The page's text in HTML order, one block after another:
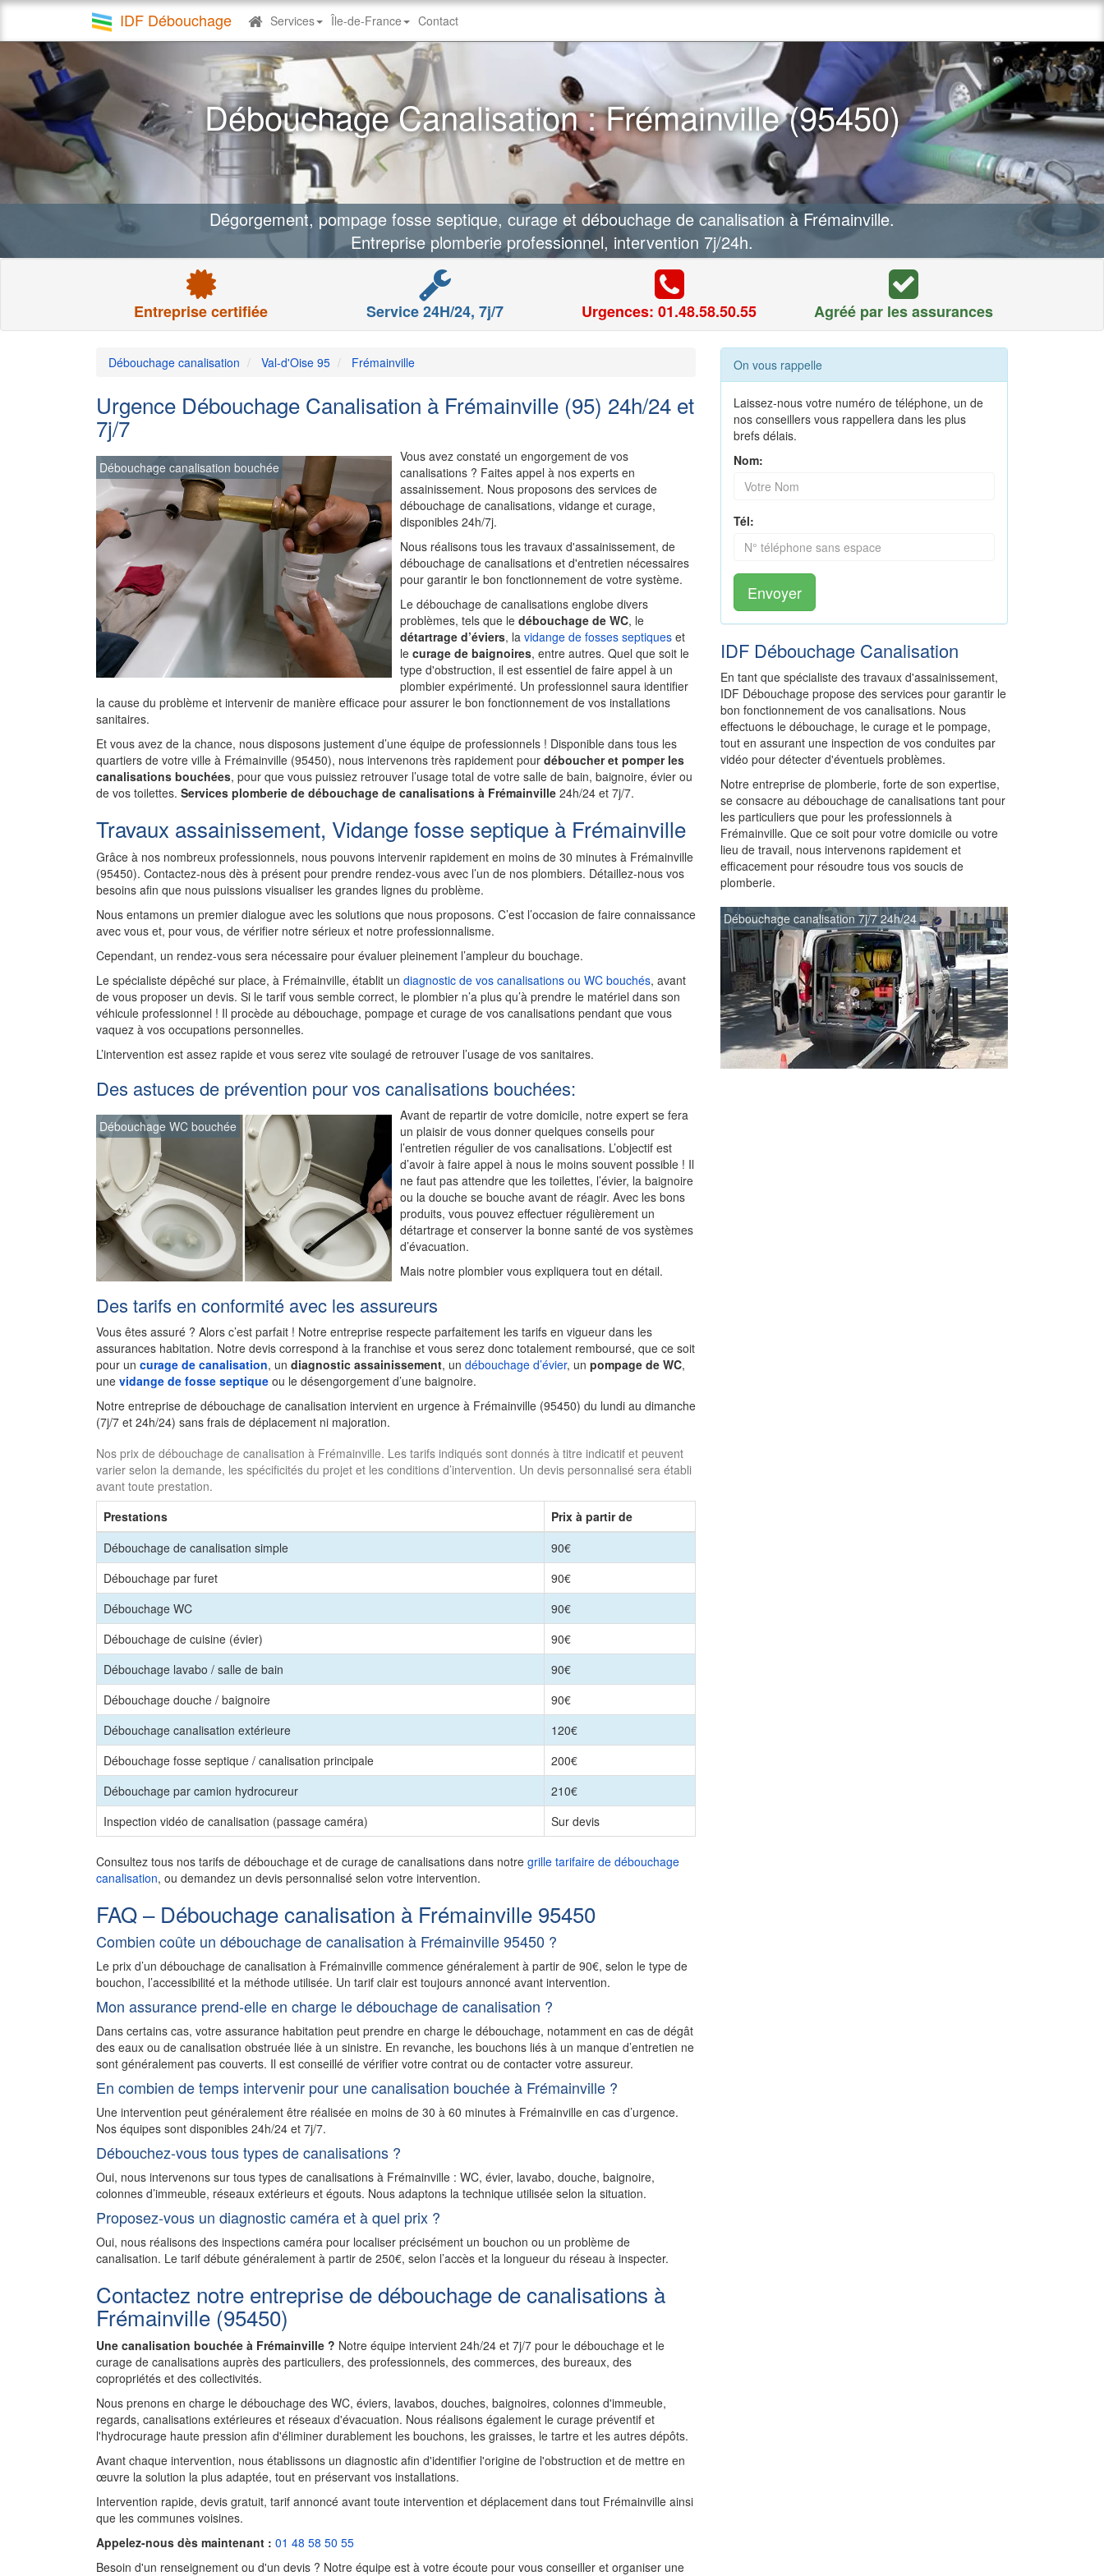
IDF Débouchage Debouchage
Services Île-de-France Contact
Débouchage Canalisation : Frémainville (95450)
Dégorgement, pompage fosse septique, curage et débouchage de canalisation à Frémainville.
Entreprise plomberie professionnel, intervention 7j/24h.
Entreprise certifiée Service 24H/24, 7j/7 Urgences: 01.48.58.50.55 Agréé par les assurances
Débouchage canalisation Val-d'Oise 95 Frémainville
Urgence Débouchage Canalisation à Frémainville (95) 24h/24 et
7j/7
Débouchage canalisation bouchée
Vous avez constaté un engorgement de vos
canalisations ? Faites appel à nos experts en
assainissement. Nous proposons des services de
débouchage de canalisations, vidange et curage,
disponibles 24h/7j.
Nous réalisons tous les travaux d'assainissement, de
débouchage de canalisations et d'entretien nécessaires
pour garantir le bon fonctionnement de votre système.
Le débouchage de canalisations englobe divers
problèmes, tels que le débouchage de WC, le
détartrage d’éviers, la vidange de fosses septiques et
le curage de baignoires, entre autres. Quel que soit le
type d'obstruction, il est essentiel de faire appel à un
plombier expérimenté. Un professionnel saura identifier
la cause du problème et intervenir de manière efficace pour assurer le bon fonctionnement de vos installations
sanitaires.
Et vous avez de la chance, nous disposons justement d’une équipe de professionnels ! Disponible dans tous les
quartiers de votre ville à Frémainville (95450), nous intervenons très rapidement pour déboucher et pomper les
canalisations bouchées, pour que vous puissiez retrouver l’usage total de votre salle de bain, baignoire, évier ou
de vos toilettes. Services plomberie de débouchage de canalisations à Frémainville 24h/24 et 7j/7.
Travaux assainissement, Vidange fosse septique à Frémainville
Grâce à nos nombreux professionnels, nous pouvons intervenir rapidement en moins de 30 minutes à Frémainville
(95450). Contactez-nous dès à présent pour prendre rendez-vous avec l’un de nos plombiers. Détaillez-nous vos
besoins afin que nous puissions visualiser les grandes lignes du problème.
Nous entamons un premier dialogue avec les solutions que nous proposons. C’est l’occasion de faire connaissance
avec vous et, pour vous, de vérifier notre sérieux et notre professionnalisme.
Cependant, un rendez-vous sera nécessaire pour évaluer pleinement l’ampleur du bouchage.
Le spécialiste dépêché sur place, à Frémainville, établit un diagnostic de vos canalisations ou WC bouchés, avant
de vous proposer un devis. Si le tarif vous semble correct, le plombier n’a plus qu’à prendre le matériel dans son
véhicule professionnel ! Il procède au débouchage, pompage et curage de vos canalisations pendant que vous
vaquez à vos occupations personnelles.
L’intervention est assez rapide et vous serez vite soulagé de retrouver l’usage de vos sanitaires.
Des astuces de prévention pour vos canalisations bouchées:
Débouchage WC bouchée
Avant de repartir de votre domicile, notre expert se fera
un plaisir de vous donner quelques conseils pour
l’entretien régulier de vos canalisations. L’objectif est
d’avoir à faire appel à nous le moins souvent possible ! Il
ne faut pas attendre que les toilettes, l’évier, la baignoire
ou la douche se bouche avant de réagir. Avec les bons
produits, vous pouvez effectuer régulièrement un
détartrage et conserver la bonne santé de vos systèmes
d’évacuation.
Mais notre plombier vous expliquera tout en détail.
Des tarifs en conformité avec les assureurs
Vous êtes assuré ? Alors c’est parfait ! Notre entreprise respecte parfaitement les tarifs en vigueur dans les
assurances habitation. Notre devis correspond à la franchise et vous serez donc totalement remboursé, que ce soit
pour un curage de canalisation, un diagnostic assainissement, un débouchage d’évier, un pompage de WC,
une vidange de fosse septique ou le désengorgement d’une baignoire.
Notre entreprise de débouchage de canalisation intervient en urgence à Frémainville (95450) du lundi au dimanche
(7j/7 et 24h/24) sans frais de déplacement ni majoration.
Nos prix de débouchage de canalisation à Frémainville. Les tarifs indiqués sont donnés à titre indicatif et peuvent
varier selon la demande, les spécificités du projet et les conditions d’intervention. Un devis personnalisé sera établi
avant toute prestation.
Prestations
Prix à partir de
Débouchage de canalisation simple
90€
Débouchage par furet
90€
Débouchage WC
90€
Débouchage de cuisine (évier)
90€
Débouchage lavabo / salle de bain
90€
Débouchage douche / baignoire
90€
Débouchage canalisation extérieure
120€
Débouchage fosse septique / canalisation principale
200€
Débouchage par camion hydrocureur
210€
Inspection vidéo de canalisation (passage caméra)
Sur devis
Consultez tous nos tarifs de débouchage et de curage de canalisations dans notre grille tarifaire de débouchage
canalisation, ou demandez un devis personnalisé selon votre intervention.
FAQ – Débouchage canalisation à Frémainville 95450
Combien coûte un débouchage de canalisation à Frémainville 95450 ?
Le prix d’un débouchage de canalisation à Frémainville commence généralement à partir de 90€, selon le type de
bouchon, l’accessibilité et la méthode utilisée. Un tarif clair est toujours annoncé avant intervention.
Mon assurance prend-elle en charge le débouchage de canalisation ?
Dans certains cas, votre assurance habitation peut prendre en charge le débouchage, notamment en cas de dégât
des eaux ou de canalisation obstruée liée à un sinistre. En revanche, les bouchons liés à un manque d’entretien ne
sont généralement pas couverts. Il est conseillé de vérifier votre contrat ou de contacter votre assureur.
En combien de temps intervenir pour une canalisation bouchée à Frémainville ?
Une intervention peut généralement être réalisée en moins de 30 à 60 minutes à Frémainville en cas d’urgence.
Nos équipes sont disponibles 24h/24 et 7j/7.
Débouchez-vous tous types de canalisations ?
Oui, nous intervenons sur tous types de canalisations à Frémainville : WC, évier, lavabo, douche, baignoire,
colonnes d’immeuble, réseaux extérieurs et égouts. Nous adaptons la technique utilisée selon la situation.
Proposez-vous un diagnostic caméra et à quel prix ?
Oui, nous réalisons des inspections caméra pour localiser précisément un bouchon ou un problème de
canalisation. Le tarif débute généralement à partir de 250€, selon l’accès et la longueur du réseau à inspecter.
Contactez notre entreprise de débouchage de canalisations à
Frémainville (95450)
Une canalisation bouchée à Frémainville ? Notre équipe intervient 24h/24 et 7j/7 pour le débouchage et le
curage de canalisations auprès des particuliers, des professionnels, des commerces, des bureaux, des
copropriétés et des collectivités.
Nous prenons en charge le débouchage des WC, éviers, lavabos, douches, baignoires, colonnes d'immeuble,
regards, canalisations extérieures et réseaux d'évacuation. Nous réalisons également le curage préventif et
l'hydrocurage haute pression afin d'éliminer durablement les bouchons, les graisses, le tartre et les autres dépôts.
Avant chaque intervention, nous établissons un diagnostic afin d'identifier l'origine de l'obstruction et de mettre en
œuvre la solution la plus adaptée, tout en préservant vos installations.
Intervention rapide, devis gratuit, tarif annoncé avant toute intervention et déplacement dans tout Frémainville ainsi
que les communes voisines.
Appelez-nous dès maintenant : 01 48 58 50 55
Besoin d'un renseignement ou d'un devis ? Notre équipe est à votre écoute pour vous conseiller et organiser une
On vous rappelle
Laissez-nous votre numéro de téléphone, un de
nos conseillers vous rappellera dans les plus
brefs délais.
Nom:
Tél:
Envoyer
IDF Débouchage Canalisation
En tant que spécialiste des travaux d'assainissement,
IDF Débouchage propose des services pour garantir le
bon fonctionnement de vos canalisations. Nous
effectuons le débouchage, le curage et le pompage,
tout en assurant une inspection de vos conduites par
vidéo pour détecter d'éventuels problèmes.
Notre entreprise de plomberie, forte de son expertise,
se consacre au débouchage de canalisations tant pour
les particuliers que pour les professionnels à
Frémainville. Que ce soit pour votre domicile ou votre
lieu de travail, nous intervenons rapidement et
efficacement pour résoudre tous vos soucis de
plomberie.
Débouchage canalisation 7j/7 24h/24